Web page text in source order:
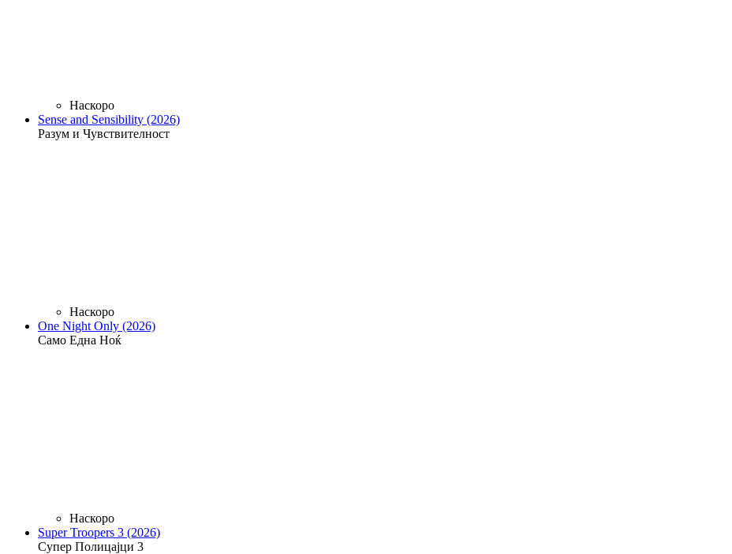
Наскоро
Sense and Sensibility (2026)
Разум и Чувствителност
Наскоро
One Night Only (2026)
Само Една Ноќ
Наскоро
Super Troopers 3 (2026)
Супер Полицајци 3